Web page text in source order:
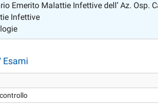
Emerito Malattie Infettive dell’ Az. Osp.
Infettive
Esami